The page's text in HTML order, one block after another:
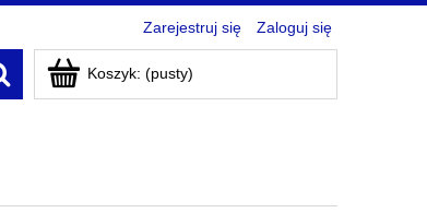
Zarejestruj się Zaloguj się
Koszyk: (pusty)